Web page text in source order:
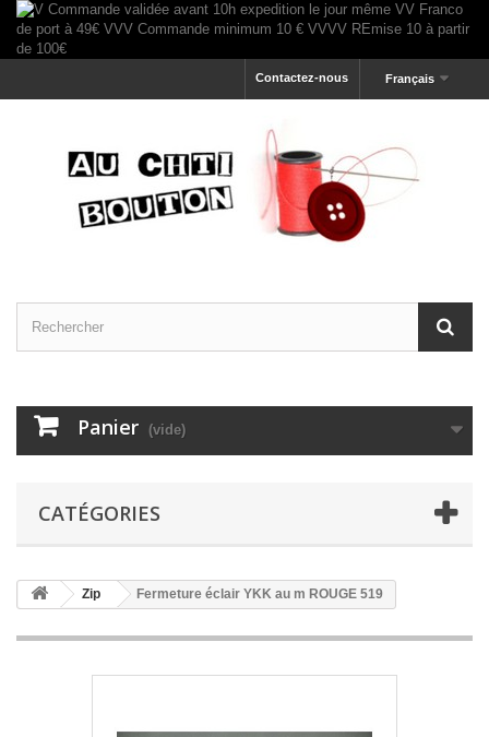
Français
Contactez-nous
Panier (vide)
CATÉGORIES
Zip Fermeture éclair YKK au m ROUGE 519